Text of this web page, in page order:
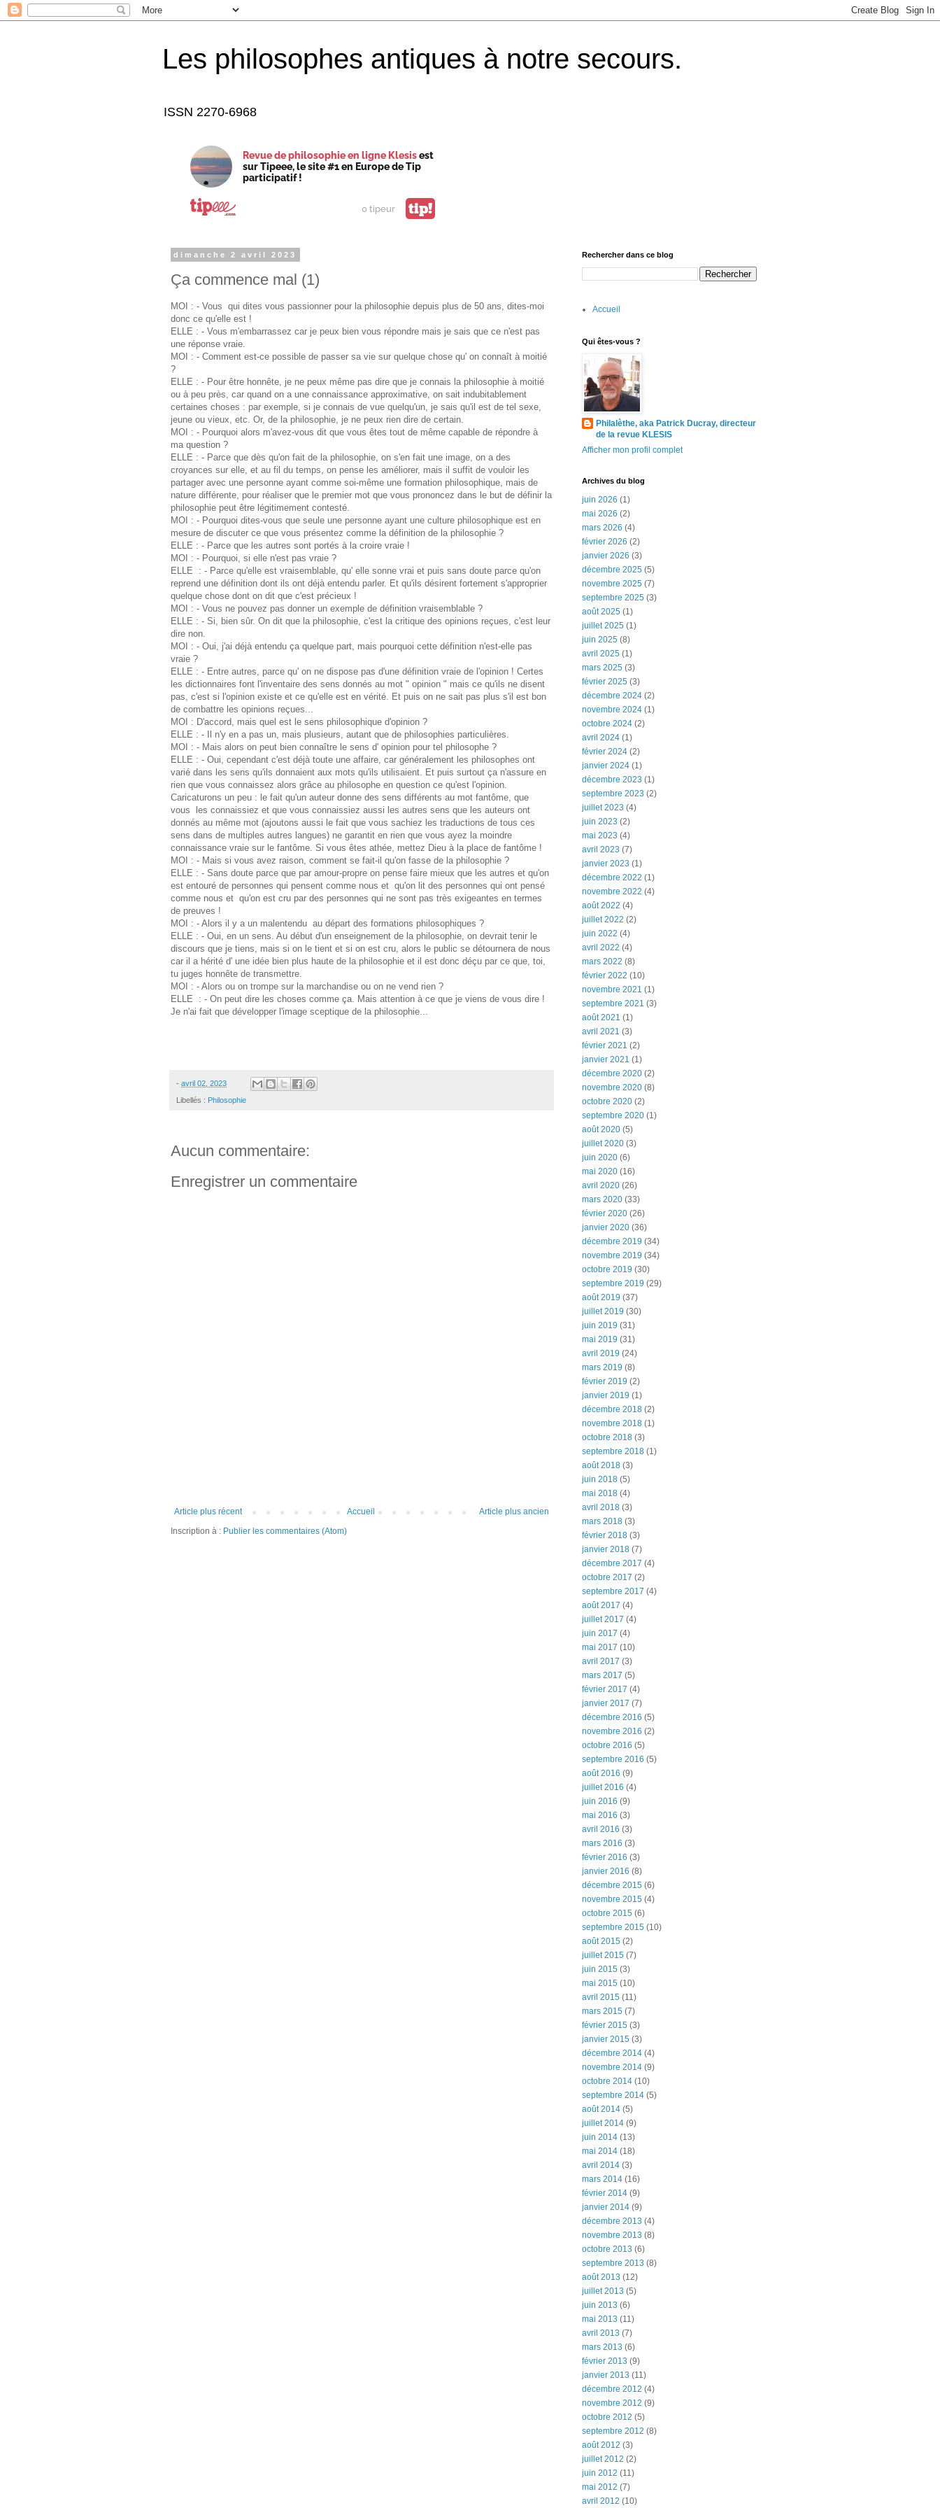
Les philosophes antiques à notre secours.
ISSN 2270-6968
Revue de philosophie en ligne Klesisest
sur Tipeee, le site #1 en Europe de Tip
participatif !
0 tipeur tip!
dimanche 2 avril 2023
Ça commence mal (1)
MOI : - Vous qui dites vous passionner pour la philosophie depuis plus de 50 ans, dites-moi
donc ce qu'elle est !
ELLE : - Vous m'embarrassez car je peux bien vous répondre mais je sais que ce n'est pas
une réponse vraie.
MOI : - Comment est-ce possible de passer sa vie sur quelque chose qu' on connaît à moitié
?
ELLE : - Pour être honnête, je ne peux même pas dire que je connais la philosophie à moitié
ou à peu près, car quand on a une connaissance approximative, on sait indubitablement
certaines choses : par exemple, si je connais de vue quelqu'un, je sais qu'il est de tel sexe,
jeune ou vieux, etc. Or, de la philosophie, je ne peux rien dire de certain.
MOI : - Pourquoi alors m'avez-vous dit que vous êtes tout de même capable de répondre à
ma question ?
ELLE : - Parce que dès qu'on fait de la philosophie, on s'en fait une image, on a des
croyances sur elle, et au fil du temps, on pense les améliorer, mais il suffit de vouloir les
partager avec une personne ayant comme soi-même une formation philosophique, mais de
nature différente, pour réaliser que le premier mot que vous prononcez dans le but de définir la
philosophie peut être légitimement contesté.
MOI : - Pourquoi dites-vous que seule une personne ayant une culture philosophique est en
mesure de discuter ce que vous présentez comme la définition de la philosophie ?
ELLE : - Parce que les autres sont portés à la croire vraie !
MOI : - Pourquoi, si elle n'est pas vraie ?
ELLE : - Parce qu'elle est vraisemblable, qu' elle sonne vrai et puis sans doute parce qu'on
reprend une définition dont ils ont déjà entendu parler. Et qu'ils désirent fortement s'approprier
quelque chose dont on dit que c'est précieux !
MOI : - Vous ne pouvez pas donner un exemple de définition vraisemblable ?
ELLE : - Si, bien sûr. On dit que la philosophie, c'est la critique des opinions reçues, c'est leur
dire non.
MOI : - Oui, j'ai déjà entendu ça quelque part, mais pourquoi cette définition n'est-elle pas
vraie ?
ELLE : - Entre autres, parce qu' on ne dispose pas d'une définition vraie de l'opinion ! Certes
les dictionnaires font l'inventaire des sens donnés au mot " opinion " mais ce qu'ils ne disent
pas, c'est si l'opinion existe et ce qu'elle est en vérité. Et puis on ne sait pas plus s'il est bon
de combattre les opinions reçues...
MOI : D'accord, mais quel est le sens philosophique d'opinion ?
ELLE : - Il n'y en a pas un, mais plusieurs, autant que de philosophies particulières.
MOI : - Mais alors on peut bien connaître le sens d' opinion pour tel philosophe ?
ELLE : - Oui, cependant c'est déjà toute une affaire, car généralement les philosophes ont
varié dans les sens qu'ils donnaient aux mots qu'ils utilisaient. Et puis surtout ça n'assure en
rien que vous connaissez alors grâce au philosophe en question ce qu'est l'opinion.
Caricaturons un peu : le fait qu'un auteur donne des sens différents au mot fantôme, que
vous les connaissiez et que vous connaissiez aussi les autres sens que les auteurs ont
donnés au même mot (ajoutons aussi le fait que vous sachiez les traductions de tous ces
sens dans de multiples autres langues) ne garantit en rien que vous ayez la moindre
connaissance vraie sur le fantôme. Si vous êtes athée, mettez Dieu à la place de fantôme !
MOI : - Mais si vous avez raison, comment se fait-il qu'on fasse de la philosophie ?
ELLE : - Sans doute parce que par amour-propre on pense faire mieux que les autres et qu'on
est entouré de personnes qui pensent comme nous et qu'on lit des personnes qui ont pensé
comme nous et qu'on est cru par des personnes qui ne sont pas très exigeantes en termes
de preuves !
MOI : - Alors il y a un malentendu au départ des formations philosophiques ?
ELLE : - Oui, en un sens. Au début d'un enseignement de la philosophie, on devrait tenir le
discours que je tiens, mais si on le tient et si on est cru, alors le public se détournera de nous
car il a hérité d' une idée bien plus haute de la philosophie et il est donc déçu par ce que, toi,
tu juges honnête de transmettre.
MOI : - Alors ou on trompe sur la marchandise ou on ne vend rien ?
ELLE : - On peut dire les choses comme ça. Mais attention à ce que je viens de vous dire !
Je n'ai fait que développer l'image sceptique de la philosophie...
- avril 02, 2023
Libellés : Philosophie
Aucun commentaire:
Enregistrer un commentaire
Article plus récent Article plus ancien
Accueil
Inscription à : Publier les commentaires (Atom)
Rechercher dans ce blog
Accueil
Qui êtes-vous ?
Philalèthe, aka Patrick Ducray, directeur
de la revue KLESIS
Afficher mon profil complet
Archives du blog
juin 2026 (1)
mai 2026 (2)
mars 2026 (4)
février 2026 (2)
janvier 2026 (3)
décembre 2025 (5)
novembre 2025 (7)
septembre 2025 (3)
août 2025 (1)
juillet 2025 (1)
juin 2025 (8)
avril 2025 (1)
mars 2025 (3)
février 2025 (3)
décembre 2024 (2)
novembre 2024 (1)
octobre 2024 (2)
avril 2024 (1)
février 2024 (2)
janvier 2024 (1)
décembre 2023 (1)
septembre 2023 (2)
juillet 2023 (4)
juin 2023 (2)
mai 2023 (4)
avril 2023 (7)
janvier 2023 (1)
décembre 2022 (1)
novembre 2022 (4)
août 2022 (4)
juillet 2022 (2)
juin 2022 (4)
avril 2022 (4)
mars 2022 (8)
février 2022 (10)
novembre 2021 (1)
septembre 2021 (3)
août 2021 (1)
avril 2021 (3)
février 2021 (2)
janvier 2021 (1)
décembre 2020 (2)
novembre 2020 (8)
octobre 2020 (2)
septembre 2020 (1)
août 2020 (5)
juillet 2020 (3)
juin 2020 (6)
mai 2020 (16)
avril 2020 (26)
mars 2020 (33)
février 2020 (26)
janvier 2020 (36)
décembre 2019 (34)
novembre 2019 (34)
octobre 2019 (30)
septembre 2019 (29)
août 2019 (37)
juillet 2019 (30)
juin 2019 (31)
mai 2019 (31)
avril 2019 (24)
mars 2019 (8)
février 2019 (2)
janvier 2019 (1)
décembre 2018 (2)
novembre 2018 (1)
octobre 2018 (3)
septembre 2018 (1)
août 2018 (3)
juin 2018 (5)
mai 2018 (4)
avril 2018 (3)
mars 2018 (3)
février 2018 (3)
janvier 2018 (7)
décembre 2017 (4)
octobre 2017 (2)
septembre 2017 (4)
août 2017 (4)
juillet 2017 (4)
juin 2017 (4)
mai 2017 (10)
avril 2017 (3)
mars 2017 (5)
février 2017 (4)
janvier 2017 (7)
décembre 2016 (5)
novembre 2016 (2)
octobre 2016 (5)
septembre 2016 (5)
août 2016 (9)
juillet 2016 (4)
juin 2016 (9)
mai 2016 (3)
avril 2016 (3)
mars 2016 (3)
février 2016 (3)
janvier 2016 (8)
décembre 2015 (6)
novembre 2015 (4)
octobre 2015 (6)
septembre 2015 (10)
août 2015 (2)
juillet 2015 (7)
juin 2015 (3)
mai 2015 (10)
avril 2015 (11)
mars 2015 (7)
février 2015 (3)
janvier 2015 (3)
décembre 2014 (4)
novembre 2014 (9)
octobre 2014 (10)
septembre 2014 (5)
août 2014 (5)
juillet 2014 (9)
juin 2014 (13)
mai 2014 (18)
avril 2014 (3)
mars 2014 (16)
février 2014 (9)
janvier 2014 (9)
décembre 2013 (4)
novembre 2013 (8)
octobre 2013 (6)
septembre 2013 (8)
août 2013 (12)
juillet 2013 (5)
juin 2013 (6)
mai 2013 (11)
avril 2013 (7)
mars 2013 (6)
février 2013 (9)
janvier 2013 (11)
décembre 2012 (4)
novembre 2012 (9)
octobre 2012 (5)
septembre 2012 (8)
août 2012 (3)
juillet 2012 (2)
juin 2012 (11)
mai 2012 (7)
avril 2012 (10)